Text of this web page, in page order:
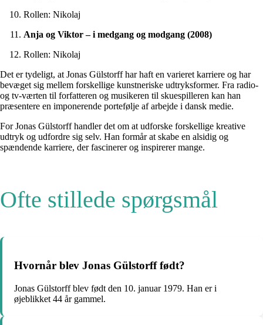
Rollen: Nikolaj
Anja og Viktor – i medgang og modgang (2008)
Rollen: Nikolaj
Det er tydeligt, at Jonas Gülstorff har haft en varieret karriere og har
bevæget sig mellem forskellige kunstneriske udtryksformer. Fra radio-
og tv-værten til forfatteren og musikeren til skuespilleren kan han
præsentere en imponerende portefølje af arbejde i dansk medie.
For Jonas Gülstorff handler det om at udforske forskellige kreative
udtryk og udfordre sig selv. Han formår at skabe en alsidig og
spændende karriere, der fascinerer og inspirerer mange.
Ofte stillede spørgsmål
Hvornår blev Jonas Gülstorff født?
Jonas Gülstorff blev født den 10. januar 1979. Han er i
øjeblikket 44 år gammel.